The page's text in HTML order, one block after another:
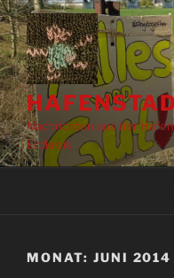
Zum
Inhalt
springen
Nachrichten aus der
Erdkreis
MONAT: JUNI 2014